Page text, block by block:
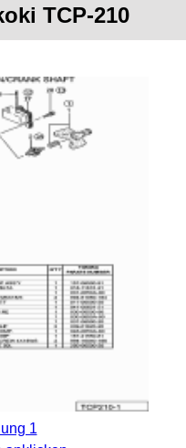
TCP-210
1